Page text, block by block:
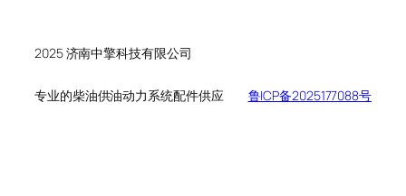
品
2025 济南中擎科技有限公司
专业的柴油供油动力系统配件供应 鲁ICP备2025177088号